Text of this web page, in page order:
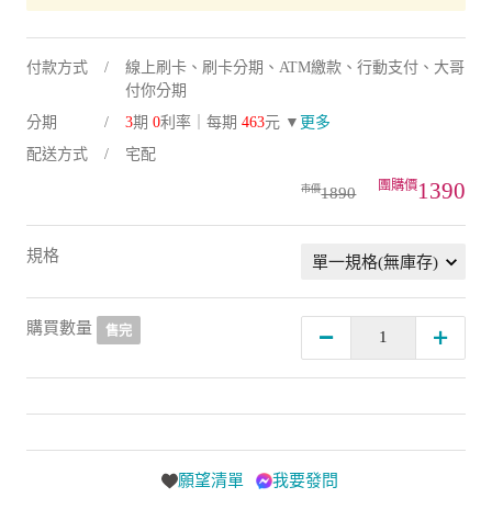
付款方式
線上刷卡、刷卡分期、ATM繳款、行動支付、大哥
付你分期
分期
3期 0利率｜每期 463元 ▼ 更多
配送方式
宅配
1890 1390
規格
購買數量 售完
願望清單 我要發問